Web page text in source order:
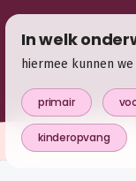
In welk
hiermee kunnen
primair
kinderopvang